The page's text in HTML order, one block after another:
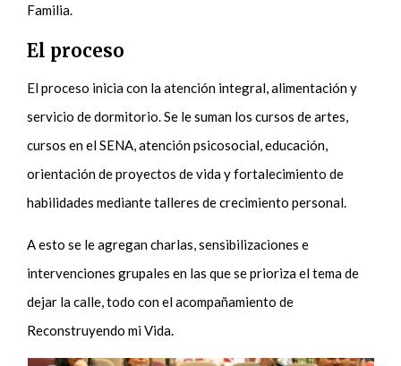
Familia.
El proceso
El proceso inicia con la atención integral, alimentación y
servicio de dormitorio. Se le suman los cursos de artes,
cursos en el SENA, atención psicosocial, educación,
orientación de proyectos de vida y fortalecimiento de
habilidades mediante talleres de crecimiento personal.
A esto se le agregan charlas, sensibilizaciones e
intervenciones grupales en las que se prioriza el tema de
dejar la calle, todo con el acompañamiento de
Reconstruyendo mi Vida.